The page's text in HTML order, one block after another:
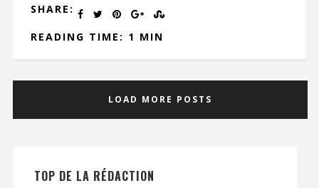
SHARE:
READING TIME: 1 MIN
LOAD MORE POSTS
TOP DE LA RÉDACTION